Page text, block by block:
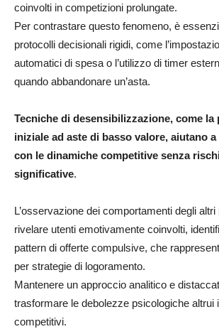
coinvolti in competizioni prolungate.
Per contrastare questo fenomeno, è
protocolli decisionali rigidi, come
automatici di spesa o l’utilizzo di timer
quando abbandonare un’asta.
Tecniche di desensibilizzazione, come la
iniziale ad aste di basso valore, aiutano
con le dinamiche competitive senza
significative.
L’osservazione dei comportamenti degli
rivelare utenti emotivamente coinvolti,
pattern di offerte compulsive, che
per strategie di logoramento.
Mantenere un approccio analitico e
trasformare le debolezze psicologiche altrui
competitivi.